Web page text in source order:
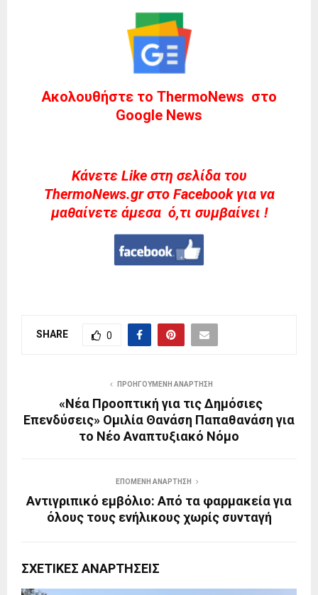
Ακολουθήστε το ThermoNews στο
Google News
Kάνετε Like στη σελίδα του
ThermoNews.gr στο Facebook για να
μαθαίνετε άμεσα ό,τι συμβαίνει !
SHARE 0
ΠΡΟΗΓΟΎΜΕΝΗ ΑΝΆΡΤΗΣΗ
«Νέα Προοπτική για τις Δημόσιες
Επενδύσεις» Ομιλία Θανάση Παπαθανάση για
το Νέο Αναπτυξιακό Νόμο
ΕΠΌΜΕΝΗ ΑΝΆΡΤΗΣΗ
Αντιγριπικό εμβόλιο: Από τα φαρμακεία για
όλους τους ενήλικους χωρίς συνταγή
ΣΧΕΤΙΚΈΣ ΑΝΑΡΤΉΣΕΙΣ